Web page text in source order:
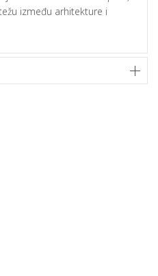
između arhitekture i